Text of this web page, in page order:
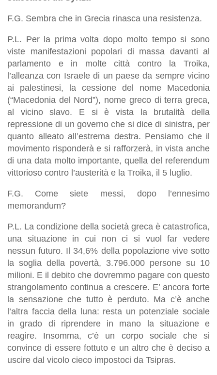
F.G. Sembra che in Grecia rinasca una resistenza.
P.L. Per la prima volta dopo molto tempo si sono
viste manifestazioni popolari di massa davanti al
parlamento e in molte città contro la Troika,
l’alleanza con Israele di un paese da sempre vicino
ai palestinesi, la cessione del nome Macedonia
(“Macedonia del Nord”), nome greco di terra greca,
al vicino slavo. E si è vista la brutalità della
repressione di un governo che si dice di sinistra, per
quanto alleato all’estrema destra. Pensiamo che il
movimento risponderà e si rafforzerà, in vista anche
di una data molto importante, quella del referendum
vittorioso contro l’austerità e la Troika, il 5 luglio.
F.G. Come siete messi, dopo l’ennesimo
memorandum?
P.L. La condizione della società greca è catastrofica,
una situazione in cui non ci si vuol far vedere
nessun futuro. Il 34,6% della popolazione vive sotto
la soglia della povertà, 3.796.000 persone su 10
milioni. E il debito che dovremmo pagare con questo
strangolamento continua a crescere. E’ ancora forte
la sensazione che tutto è perduto. Ma c’è anche
l’altra faccia della luna: resta un potenziale sociale
in grado di riprendere in mano la situazione e
reagire. Insomma, c’è un corpo sociale che si
convince di essere fottuto e un altro che è deciso a
uscire dal vicolo cieco impostoci da Tsipras.